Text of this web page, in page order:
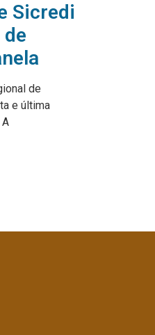
Sicredi
de
e última